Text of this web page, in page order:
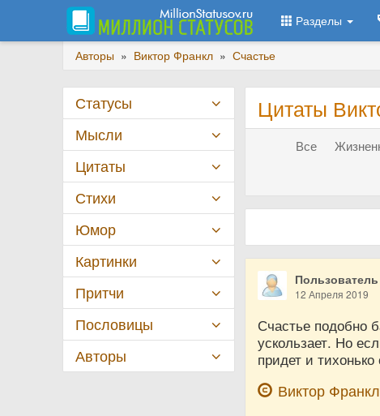
Разделы
Авторы » Виктор Франкл » Счастье
Цитаты
Все
12 Апреля 2019
Счастье подобно
ускользает. Но
придет и
Виктор Франкл
Статусы
Мысли
Цитаты
Стихи
Юмор
Картинки
Притчи
Пословицы
Авторы